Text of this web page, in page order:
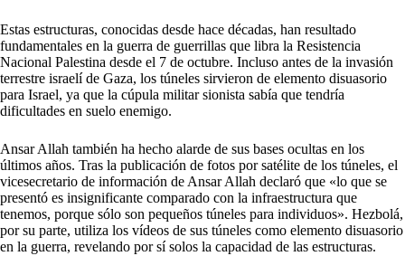
Estas estructuras, conocidas desde hace décadas, han resultado
fundamentales en la guerra de guerrillas que libra la Resistencia
Nacional Palestina desde el 7 de octubre. Incluso antes de la invasión
terrestre israelí de Gaza, los túneles sirvieron de elemento disuasorio
para Israel, ya que la cúpula militar sionista sabía que tendría
dificultades en suelo enemigo.
Ansar Allah también ha hecho alarde de sus bases ocultas en los
últimos años. Tras la publicación de fotos por satélite de los túneles, el
vicesecretario de información de Ansar Allah declaró que «lo que se
presentó es insignificante comparado con la infraestructura que
tenemos, porque sólo son pequeños túneles para individuos». Hezbolá,
por su parte, utiliza los vídeos de sus túneles como elemento disuasorio
en la guerra, revelando por sí solos la capacidad de las estructuras.